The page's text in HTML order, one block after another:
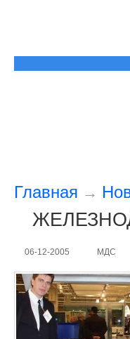
Главная →
06-12-2005 МДС